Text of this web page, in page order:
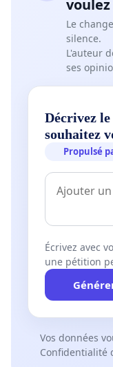
Le
silence.
L'auteur
ses
Décrivez le
souhaitez
Propulsé
Écrivez avec
une pétition
Vos données
Confidentialité